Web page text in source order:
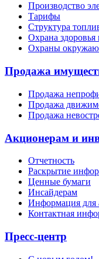
Производство
Тарифы
Структура
Охрана здоровья
Охраны
Продажа
Продажа
Продажа
Продажа
Акционерам и
Отчетность
Раскрытие
Ценные бумаги
Инсайдерам
Информация для
Контактная
Пресс-центр